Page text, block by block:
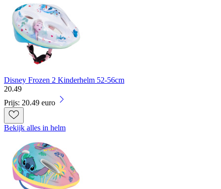
Disney Frozen 2 Kinderhelm 52-56cm
20.49
Prijs: 20.49 euro
Bekijk alles in helm